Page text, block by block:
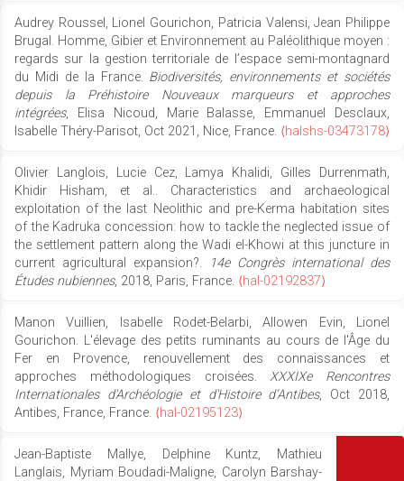
Audrey Roussel, Lionel Gourichon, Patricia Valensi, Jean Philippe
Brugal. Homme, Gibier et Environnement au Paléolithique moyen :
regards sur la gestion territoriale de l’espace semi-montagnard
du Midi de la France. Biodiversités, environnements et sociétés
depuis la Préhistoire Nouveaux marqueurs et approches
intégrées, Elisa Nicoud, Marie Balasse, Emmanuel Desclaux,
Isabelle Théry-Parisot, Oct 2021, Nice, France. ⟨halshs-03473178⟩
Olivier Langlois, Lucie Cez, Lamya Khalidi, Gilles Durrenmath,
Khidir Hisham, et al.. Characteristics and archaeological
exploitation of the last Neolithic and pre-Kerma habitation sites
of the Kadruka concession: how to tackle the neglected issue of
the settlement pattern along the Wadi el-Khowi at this juncture in
current agricultural expansion?.
14e Congrès international des
Études nubiennes, 2018, Paris, France. ⟨hal-02192837⟩
Manon Vuillien, Isabelle Rodet-Belarbi, Allowen Evin, Lionel
Gourichon. L'élevage des petits ruminants au cours de l'Âge du
Fer en Provence, renouvellement des connaissances et
approches méthodologiques croisées.XXXIXe Rencontres
Internationales d'Archéologie et d'Histoire d’Antibes, Oct 2018,
Antibes, France, France. ⟨hal-02195123⟩
Jean-Baptiste Mallye, Delphine Kuntz, Mathieu
Langlais, Myriam Boudadi-Maligne, Carolyn Barshay-